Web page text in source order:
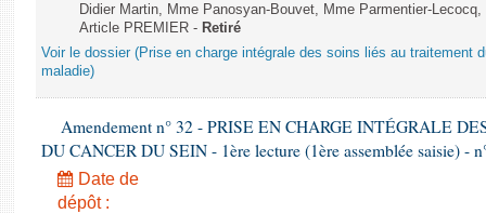
Didier Martin, Mme Panosyan-Bouvet, Mme Parmentier-
Article PREMIER - Retiré
Voir le dossier (Prise en charge intégrale des soins liés au traitement
maladie)
Amendement n° 32 - PRISE EN CHARGE INTÉGRALE
DU CANCER DU SEIN - 1ère lecture (1ère assemblée saisie) -
Date de
dépôt :